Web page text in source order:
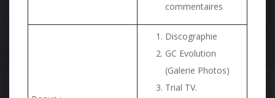
commentaires
Discographie
GC Evolution
(Galerie Photos)
Trial TV.